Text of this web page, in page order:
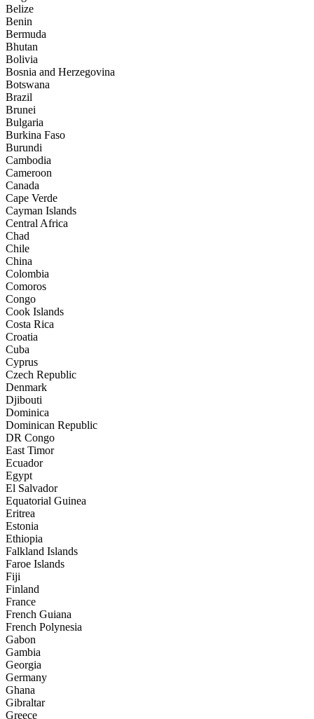
Belize
Benin
Bermuda
Bhutan
Bolivia
Bosnia and Herzegovina
Botswana
Brazil
Brunei
Bulgaria
Burkina Faso
Burundi
Cambodia
Cameroon
Canada
Cape Verde
Cayman Islands
Central Africa
Chad
Chile
China
Colombia
Comoros
Congo
Cook Islands
Costa Rica
Croatia
Cuba
Cyprus
Czech Republic
Denmark
Djibouti
Dominica
Dominican Republic
DR Congo
East Timor
Ecuador
Egypt
El Salvador
Equatorial Guinea
Eritrea
Estonia
Ethiopia
Falkland Islands
Faroe Islands
Fiji
Finland
France
French Guiana
French Polynesia
Gabon
Gambia
Georgia
Germany
Ghana
Gibraltar
Greece